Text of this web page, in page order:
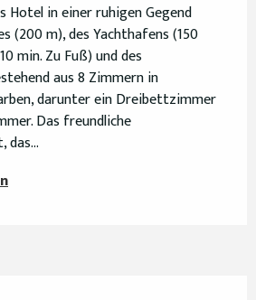
Hotel in einer ruhigen Gegend
(200 m), des Yachthafens (150
min. Zu Fuß) und des
aus 8 Zimmern in
darunter ein Dreibettzimmer
Das freundliche
das...